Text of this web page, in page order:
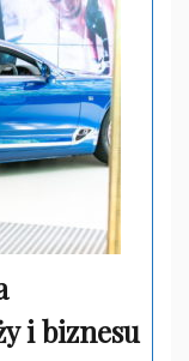
i biznesu